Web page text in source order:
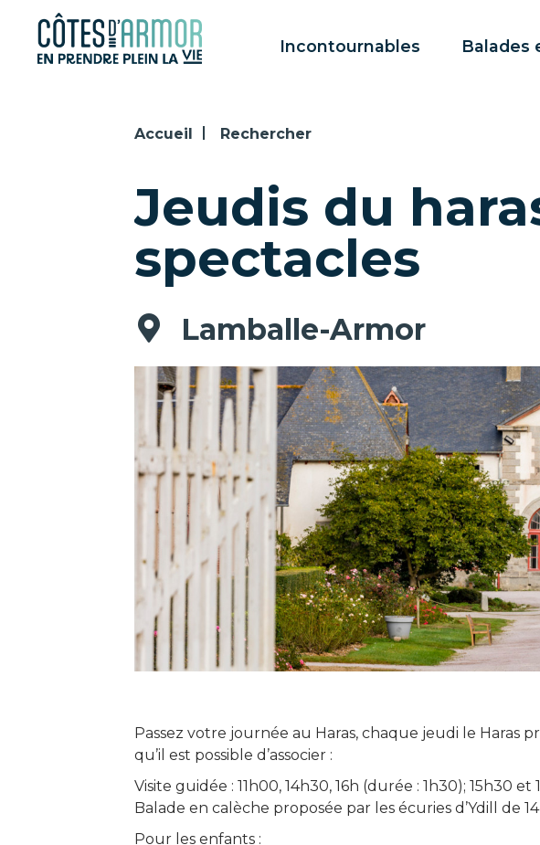
Panneau de gestion des cookies
Incontournables Balades
Accueil Rechercher
Jeudis du
spectacles
Lamballe-Armor
Passez votre journée au Haras, chaque jeudi le Haras
qu’il est possible d’associer :
Visite guidée : 11h00, 14h30, 16h (durée : 1h30); 15h30 et
Balade en calèche proposée par les écuries d’Ydill de
Pour les enfants :